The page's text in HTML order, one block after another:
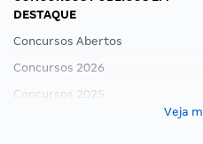
DESTAQUE
Concursos Abertos
Concursos 2026
Concursos 2025
Veja